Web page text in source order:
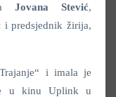
Jovana Stević,
i predsjednik žirija,
i imala je
u kinu Uplink u